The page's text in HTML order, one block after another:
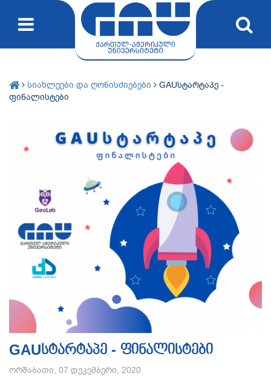
სიახლეები და ღონისძიებები
GAUსტარტაპე -
ფინალისტები
GAUსტარტაპე - ფინალისტები
ორშაბათი, 07 დეკემბერი, 2020